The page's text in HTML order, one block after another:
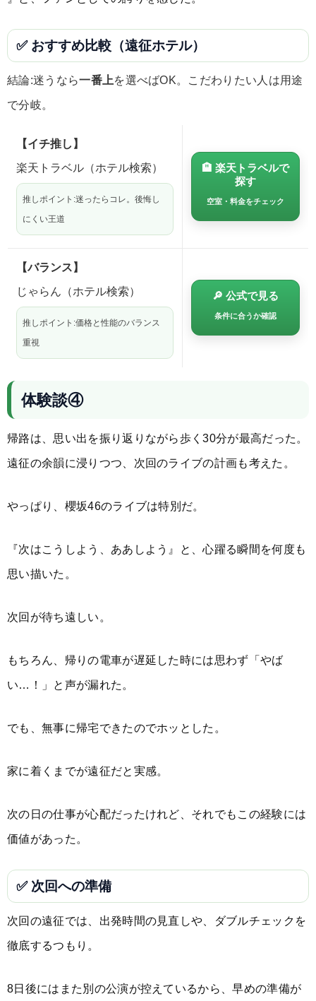
✅ おすすめ比較（遠征ホテル）
結論:迷うなら一番上を選べばOK。こだわりたい人は用途
で分岐。
【イチ推し】
楽天トラベル（ホテル検索）
推しポイント:迷ったらコレ。後悔し
にくい王道
🏨 楽天トラベルで
探す
空室・料金をチェック
【バランス】
じゃらん（ホテル検索）
推しポイント:価格と性能のバランス
重視
🔎 公式で見る
条件に合うか確認
体験談④
帰路は、思い出を振り返りながら歩く30分が最高だった。
遠征の余韻に浸りつつ、次回のライブの計画も考えた。
やっぱり、櫻坂46のライブは特別だ。
『次はこうしよう、ああしよう』と、心躍る瞬間を何度も
思い描いた。
次回が待ち遠しい。
もちろん、帰りの電車が遅延した時には思わず「やば
い…！」と声が漏れた。
でも、無事に帰宅できたのでホッとした。
家に着くまでが遠征だと実感。
次の日の仕事が心配だったけれど、それでもこの経験には
価値があった。
✅ 次回への準備
次回の遠征では、出発時間の見直しや、ダブルチェックを
徹底するつもり。
8日後にはまた別の公演が控えているから、早めの準備が